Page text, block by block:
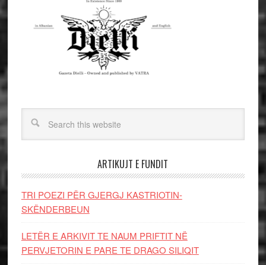
ARTIKUJT E FUNDIT
TRI POEZI PËR GJERGJ KASTRIOTIN-
SKËNDERBEUN
LETËR E ARKIVIT TE NAUM PRIFTIT NË
PERVJETORIN E PARE TE DRAGO SILIQIT